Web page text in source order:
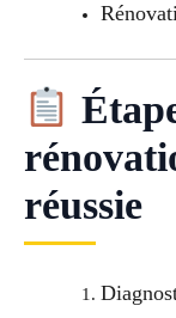
réussie